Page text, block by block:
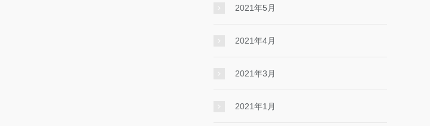
2021年5月
2021年4月
2021年3月
2021年1月